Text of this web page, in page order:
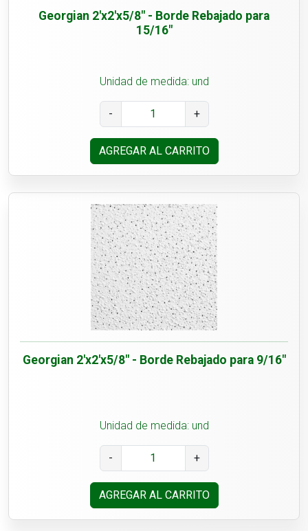
Georgian 2'x2'x5/8" - Borde Rebajado para
15/16"
Unidad de medida: und
- +
AGREGAR AL CARRITO
Georgian 2'x2'x5/8" - Borde Rebajado para 9/16"
Unidad de medida: und
- +
AGREGAR AL CARRITO